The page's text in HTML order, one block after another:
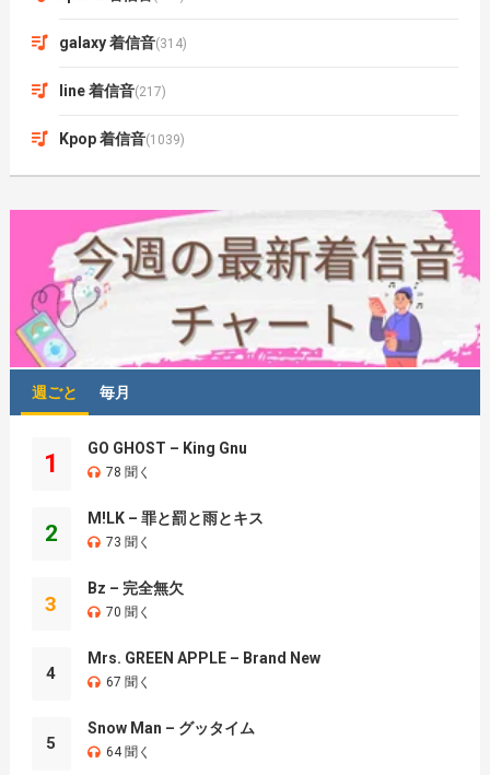
galaxy 着信音(314)
line 着信音(217)
Kpop 着信音(1039)
週ごと 毎月
1
GO GHOST – King Gnu
78 聞く
2
M!LK – 罪と罰と雨とキス
73 聞く
3
Bz – 完全無欠
70 聞く
4
Mrs. GREEN APPLE – Brand New
67 聞く
5
Snow Man – グッタイム
64 聞く